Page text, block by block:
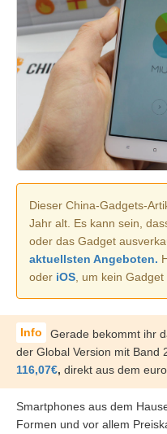
Dieser China-Gadgets-
Jahr alt. Es kann sein,
oder das Gadget
aktuellsten Angeboten.
oder iOS , um kein
Gerade bekommt ihr
der Global Version mit Band
116,07€, direkt aus dem
Smartphones aus dem
Formen und vor allem